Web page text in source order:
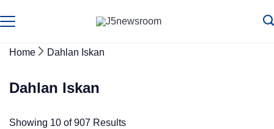
to
Home Dahlan Iskan
Dahlan Iskan
Showing 10 of 907 Results